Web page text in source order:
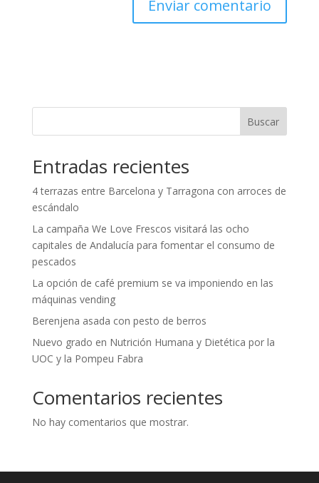
Buscar
Entradas recientes
4 terrazas entre Barcelona y Tarragona con arroces de
escándalo
La campaña We Love Frescos visitará las ocho
capitales de Andalucía para fomentar el consumo de
pescados
La opción de café premium se va imponiendo en las
máquinas vending
Berenjena asada con pesto de berros
Nuevo grado en Nutrición Humana y Dietética por la
UOC y la Pompeu Fabra
Comentarios recientes
No hay comentarios que mostrar.